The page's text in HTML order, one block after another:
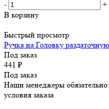
-
+
В корзину
Быстрый просмотр
Ручка на Головку раздаточную
Под заказ
441 ₽
Под заказ
Наши менеджеры обязательно
условия заказа